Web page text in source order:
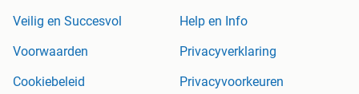
Veilig en Succesvol
Help en Info
Voorwaarden
Privacyverklaring
Cookiebeleid
Privacyvoorkeuren